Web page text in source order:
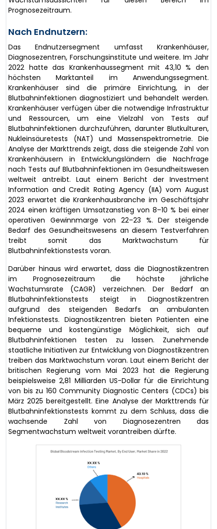
Prognosezeitraum.
Nach Endnutzern:
Das Endnutzersegment umfasst Krankenhäuser,
Diagnosezentren, Forschungsinstitute und weitere. Im Jahr
2022 hatte das Krankenhaussegment mit 43,10 % den
höchsten Marktanteil im Anwendungssegment.
Krankenhäuser sind die primäre Einrichtung, in der
Blutbahninfektionen diagnostiziert und behandelt werden.
Krankenhäuser verfügen über die notwendige Infrastruktur
und Ressourcen, um eine Vielzahl von Tests auf
Blutbahninfektionen durchzuführen, darunter Blutkulturen,
Nukleinsäuretests (NAT) und Massenspektrometrie. Die
Analyse der Markttrends zeigt, dass die steigende Zahl von
Krankenhäusern in Entwicklungsländern die Nachfrage
nach Tests auf Blutbahninfektionen im Gesundheitswesen
weltweit antreibt. Laut einem Bericht der Investment
Information and Credit Rating Agency (IIA) vom August
2023 erwartet die Krankenhausbranche im Geschäftsjahr
2024 einen kräftigen Umsatzanstieg von 8–10 % bei einer
operativen Gewinnmarge von 22–23 %. Der steigende
Bedarf des Gesundheitswesens an diesem Testverfahren
treibt somit das Marktwachstum für
Blutbahninfektionstests voran.
Darüber hinaus wird erwartet, dass die Diagnostikzentren
im Prognosezeitraum die höchste jährliche
Wachstumsrate (CAGR) verzeichnen. Der Bedarf an
Blutbahninfektionstests steigt in Diagnostikzentren
aufgrund des steigenden Bedarfs an ambulanten
Infektionstests. Diagnostikzentren bieten Patienten eine
bequeme und kostengünstige Möglichkeit, sich auf
Blutbahninfektionen testen zu lassen. Zunehmende
staatliche Initiativen zur Entwicklung von Diagnostikzentren
treiben das Marktwachstum voran. Laut einem Bericht der
britischen Regierung vom Mai 2023 hat die Regierung
beispielsweise 2,81 Milliarden US-Dollar für die Einrichtung
von bis zu 160 Community Diagnostic Centers (CDCs) bis
März 2025 bereitgestellt. Eine Analyse der Markttrends für
Blutbahninfektionstests kommt zu dem Schluss, dass die
wachsende Zahl von Diagnosezentren das
Segmentwachstum weltweit vorantreiben dürfte.